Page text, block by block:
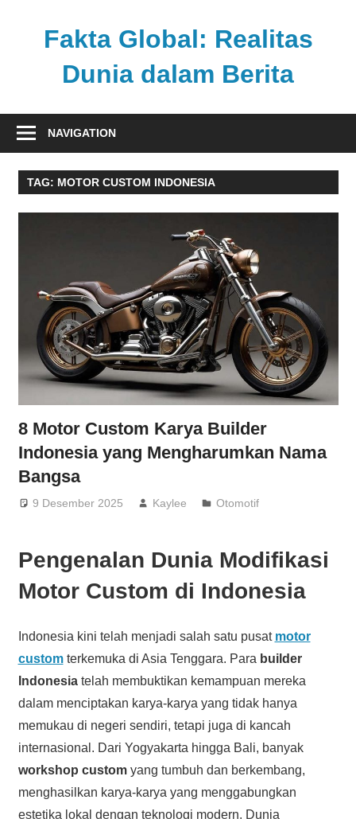
Fakta Global: Realitas
Dunia dalam Berita
kabar
dari
berbagai
NAVIGATION
TAG: MOTOR CUSTOM INDONESIA
8 Motor Custom Karya Builder
Indonesia yang Mengharumkan Nama
Bangsa
9 Desember 2025 Kaylee Otomotif
Pengenalan Dunia Modifikasi
Motor Custom di Indonesia
Indonesia kini telah menjadi salah satu pusat motor
customterkemuka di Asia Tenggara. Para builder
Indonesiatelah membuktikan kemampuan mereka
dalam menciptakan karya-karya yang tidak hanya
memukau di negeri sendiri, tetapi juga di kancah
internasional. Dari Yogyakarta hingga Bali, banyak
workshop customyang tumbuh dan berkembang,
menghasilkan karya-karya yang menggabungkan
estetika lokal dengan teknologi modern. Dunia